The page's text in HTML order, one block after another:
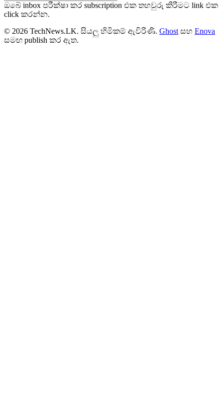
ඔබේ inbox පරීක්ෂා කර subscription එක තහවුරු කිරීමට link එක
click කරන්න.
© 2026 TechNews.LK. සියලු හිමිකම් ඇවිරිණි. Ghost සහ Enova
සමඟ publish කර ඇත.